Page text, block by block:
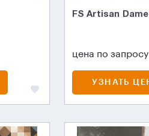
FS Artisan
цена по запросу
УЗНАТЬ